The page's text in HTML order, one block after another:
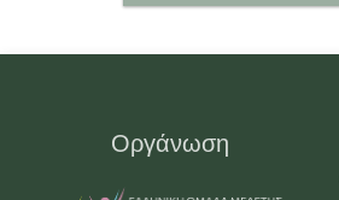
Οργάνωση